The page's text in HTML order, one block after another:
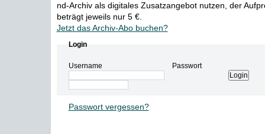
nd-Archiv als digitales Zusatzangebot nutzen, der
beträgt jeweils nur 5 €.
Jetzt das Archiv-Abo buchen?
Login
Username Passwort
Passwort vergessen?